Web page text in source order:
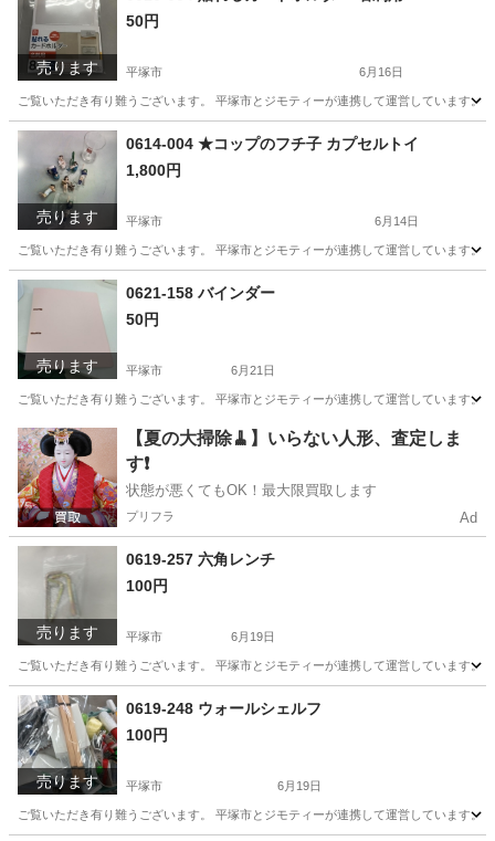
売ります
50円
平塚市 6月16日
ご覧いただき有り難うございます。 平塚市とジモティーが連携して運営していま
神奈川 平塚市 インテリア雑貨/小物 リユース
売ります
0614-004 ★コップのフチ子 カプセルトイ
1,800円
平塚市 6月14日
ご覧いただき有り難うございます。 平塚市とジモティーが連携して運営していま
神奈川 平塚市 カプセルトイ
売ります
0621-158 バインダー
50円
平塚市 6月21日
ご覧いただき有り難うございます。 平塚市とジモティーが連携して運営していま
神奈川 収納家具 リユース
【夏の大掃除🧹】いらない人形、査定しま
す❗️
状態が悪くてもOK！最大限買取します
プリフラ Ad
売ります
0619-257 六角レンチ
100円
平塚市 6月19日
ご覧いただき有り難うございます。 平塚市とジモティーが連携して運営していま
神奈川 平塚市
売ります
0619-248 ウォールシェルフ
100円
平塚市 6月19日
ご覧いただき有り難うございます。 平塚市とジモティーが連携して運営していま